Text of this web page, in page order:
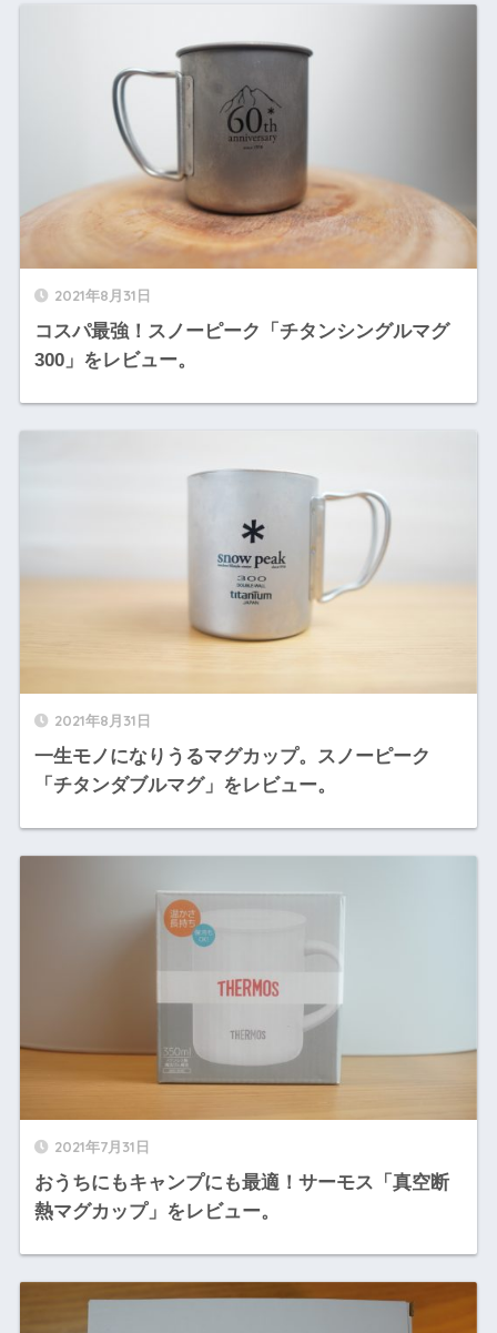
2021年8月31日
コスパ最強！スノーピーク「チタンシングルマグ
300」をレビュー。
2021年8月31日
一生モノになりうるマグカップ。スノーピーク
「チタンダブルマグ」をレビュー。
2021年7月31日
おうちにもキャンプにも最適！サーモス「真空断
熱マグカップ」をレビュー。